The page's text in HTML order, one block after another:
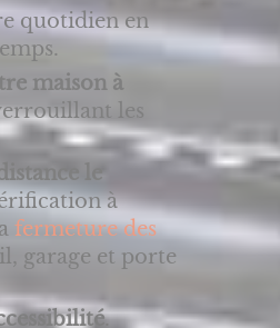
quotidien en
maison à
les
le
à
fermeture des
garage et porte
.